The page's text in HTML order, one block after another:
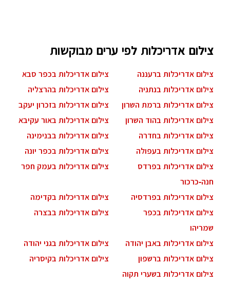
צילום אדריכלות לפי ערים מבוקשות
צילום אדריכלות ברעננה
צילום אדריכלות בכפר סבא
צילום אדריכלות בנתניה
צילום אדריכלות בהרצליה
צילום אדריכלות ברמת השרון
צילום אדריכלות בזכרון יעקב
צילום אדריכלות בהוד השרון
צילום אדריכלות באור עקיבא
צילום אדריכלות בחדרה
צילום אדריכלות בבנימינה
צילום אדריכלות בעפולה
צילום אדריכלות בכפר יונה
צילום אדריכלות בפרדס
חנה-כרכור
צילום אדריכלות בעמק חפר
צילום אדריכלות בפרדסיה
צילום אדריכלות בקדימה
צילום אדריכלות בכפר
שמריהו
צילום אדריכלות בבצרה
צילום אדריכלות באבן יהודה
צילום אדריכלות בגני יהודה
צילום אדריכלות ברשפון
צילום אדריכלות בקיסריה
צילום אדריכלות בשערי תקוה